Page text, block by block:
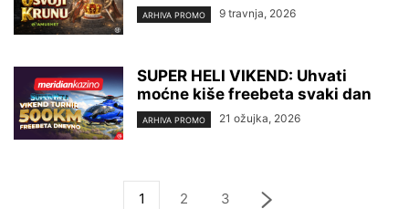
ARHIVA PROMO 9 travnja, 2026
SUPER HELI VIKEND: Uhvati
moćne kiše freebeta svaki dan
ARHIVA PROMO 21 ožujka, 2026
1 2 3